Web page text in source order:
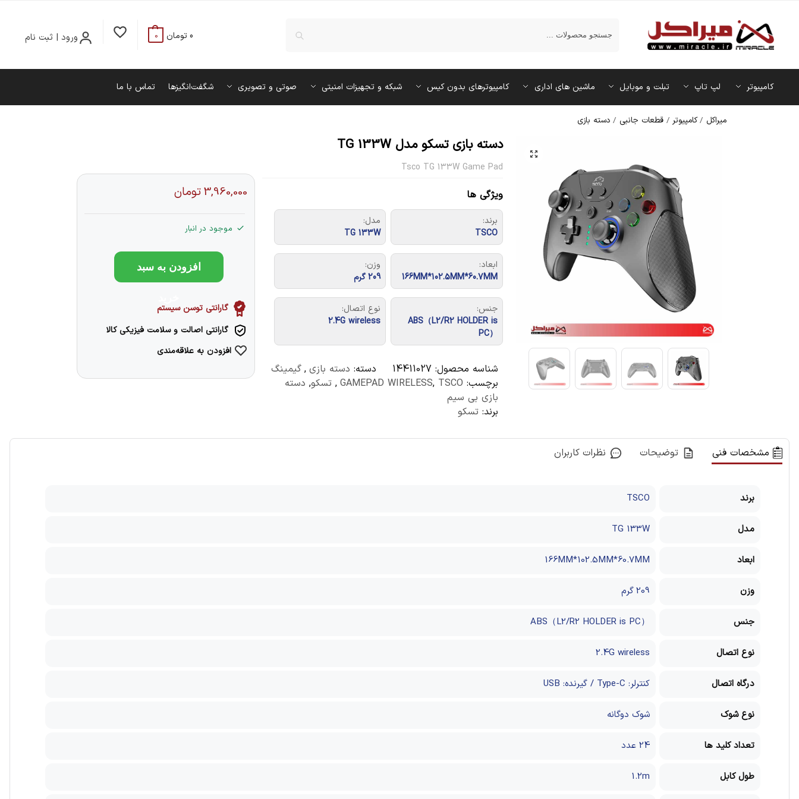
ورود | ثبت نام 0 تومان 0
کامپیوتر لپ تاپ تبلت و موبایل ماشین‌ های اداری کامپیوترهای بدون کیس شبکه و تجهیزات امنیتی صوتی و تصویری شگفت‌انگیزها تماس با ما
میراکل /کامپیوتر /قطعات جانبی /دسته بازی
دسته بازی تسکو مدل TG 133W
Tsco TG 133W Game Pad
ویژگی ها
برند:
TSCO
مدل:
TG 133W
ابعاد:
166MM*102.5MM*60.7MM
وزن:
209 گرم
جنس:
ABS（L2/R2 HOLDER is
PC）
نوع اتصال:
2.4G wireless
شناسه محصول:14411027 دسته: دسته بازی ,گیمینگ
برچسب:
GAMEPAD WIRELESS, TSCO
,تسکو, دسته
بازی بی سیم
برند:تسکو
3,960,000تومان
موجود در انبار
افزودن به سبد
گارانتی توسن سیستم
گارانتی اصالت و سلامت فیزیکی کالا
افزودن به علاقه‌مندی
مشخصات فنی توضیحات نظرات کاربران
برند TSCO
مدل TG 133W
ابعاد 166MM*102.5MM*60.7MM
وزن 209 گرم
جنس ABS（L2/R2 HOLDER is PC）
نوع اتصال 2.4G wireless
درگاه اتصال کنترلر: Type-C / گیرنده: USB
نوع شوک شوک دوگانه
تعداد کلید ها 24 عدد
طول کابل 1.2m